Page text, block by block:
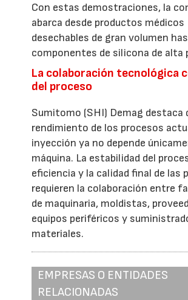
Con estas demostraciones, la
abarca desde productos médicos
desechables de gran volumen
componentes de silicona de alta
La colaboración tecnológica
del proceso
Sumitomo (SHI) Demag destaca
rendimiento de los procesos
inyección ya no depende
máquina. La estabilidad del
eficiencia y la calidad final de las
requieren la colaboración entre
de maquinaria, moldistas,
equipos periféricos y
materiales.
EMPRESAS O ENTIDADES
RELACIONADAS